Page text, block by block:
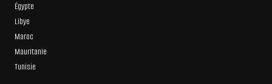
Égypte
Libye
Maroc
Mauritanie
Tunisie